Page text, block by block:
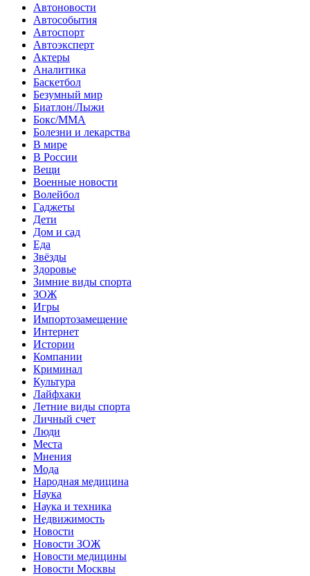
Автоновости
Автособытия
Автоспорт
Автоэксперт
Актеры
Аналитика
Баскетбол
Безумный мир
Биатлон/Лыжи
Бокс/MMA
Болезни и лекарства
В мире
В России
Вещи
Военные новости
Волейбол
Гаджеты
Дети
Дом и сад
Еда
Звёзды
Здоровье
Зимние виды спорта
ЗОЖ
Игры
Импортозамещение
Интернет
Истории
Компании
Криминал
Культура
Лайфхаки
Летние виды спорта
Личный счет
Люди
Места
Мнения
Мода
Народная медицина
Наука
Наука и техника
Недвижимость
Новости
Новости ЗОЖ
Новости медицины
Новости Москвы